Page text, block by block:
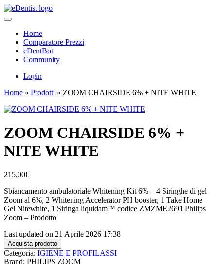
Home
Comparatore Prezzi
eDentBot
Community
Login
Home » Prodotti » ZOOM CHAIRSIDE 6% + NITE WHITE
ZOOM CHAIRSIDE 6% +
NITE WHITE
215,00€
Sbiancamento ambulatoriale Whitening Kit 6% – 4 Siringhe di gel
Zoom al 6%, 2 Whitening Accelerator PH booster, 1 Take Home
Gel Nitewhite, 1 Siringa liquidam™ codice ZMZME2691 Philips
Zoom – Prodotto
Last updated on 21 Aprile 2026 17:38
Acquista prodotto
Categoria: IGIENE E PROFILASSI
Brand: PHILIPS ZOOM